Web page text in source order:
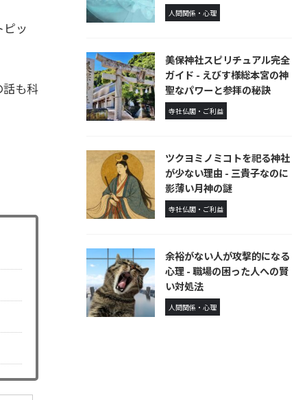
ッ
も科
人間関係・心理
美保神社スピリチュアル完全
ガイド - えびす様総本宮の神
聖なパワーと参拝の秘訣
寺社仏閣・ご利益
ツクヨミノミコトを祀る神社
が少ない理由 - 三貴子なのに
影薄い月神の謎
寺社仏閣・ご利益
余裕がない人が攻撃的になる
心理 - 職場の困った人への賢
い対処法
人間関係・心理